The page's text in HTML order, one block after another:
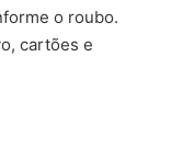
o roubo.
cartões e